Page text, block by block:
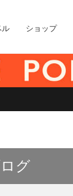
ル ショップ
グ